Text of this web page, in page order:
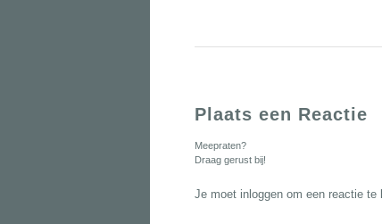
Plaats een Reactie
Meepraten?
Draag gerust bij!
Je moet inloggen om een reactie te